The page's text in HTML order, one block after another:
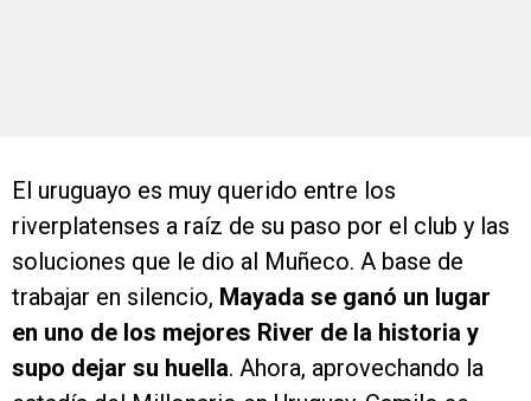
El uruguayo es muy querido entre los
riverplatenses a raíz de su paso por el club y las
soluciones que le dio al Muñeco. A base de
trabajar en silencio, Mayada se ganó un lugar
en uno de los mejores River de la historia y
supo dejar su huella. Ahora, aprovechando la